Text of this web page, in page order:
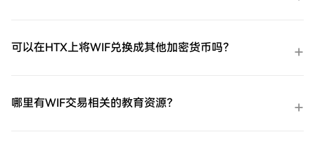
可以在HTX上将WIF兑换成其他加密货币吗？
哪里有WIF交易相关的教育资源？